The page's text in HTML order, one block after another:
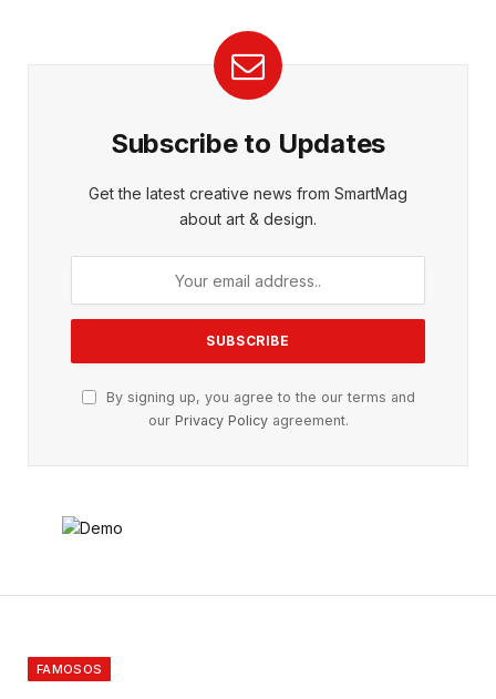
Subscribe to Updates
Get the latest creative news from SmartMag
about art & design.
By signing up, you agree to the our terms and
our Privacy Policyagreement.
FAMOSOS